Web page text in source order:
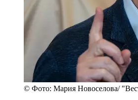
© Фото: Мария Новоселова/